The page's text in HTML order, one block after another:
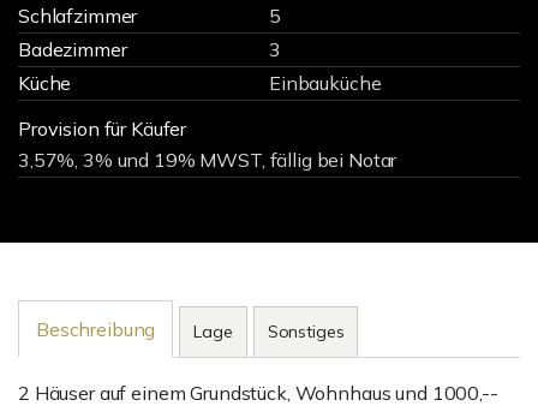
Schlafzimmer
5
Badezimmer
3
Küche
Einbauküche
Provision für Käufer
3,57%, 3% und 19% MWST, fällig bei Notar
Beschreibung Lage Sonstiges
2 Häuser auf einem Grundstück, Wohnhaus und 1000,--